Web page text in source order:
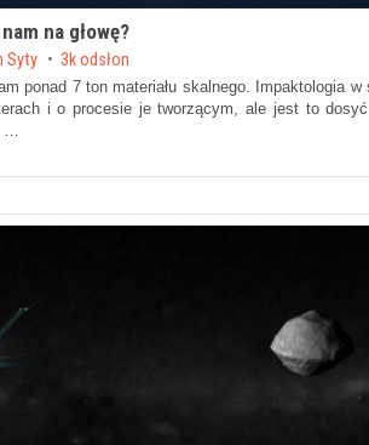
na głowę?
Syty 3k odsłon
ponad 7 ton materiału skalnego. Impaktologia w
i o procesie je tworzącym, ale jest to
…